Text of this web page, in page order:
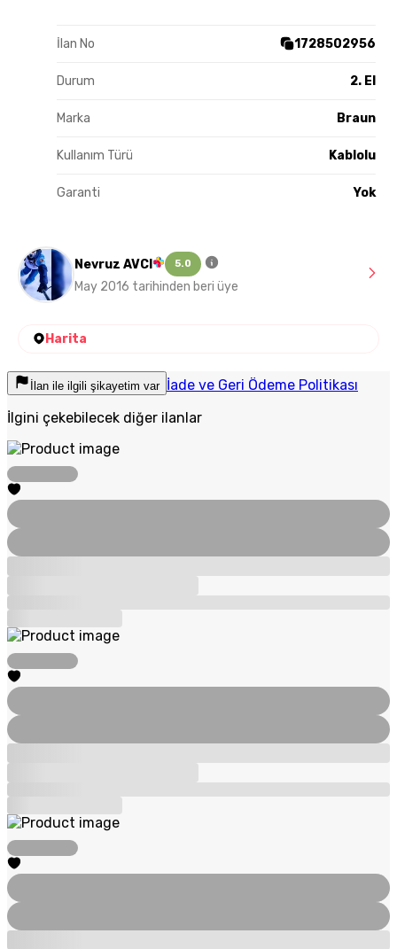
İlan No 1728502956
Durum 2. El
Marka Braun
Kullanım Türü Kablolu
Garanti Yok
Nevruz AVCI 5.0
May 2016 tarihinden beri üye
Harita
İlan ile ilgili şikayetim var İade ve Geri Ödeme Politikası
İlgini çekebilecek diğer ilanlar